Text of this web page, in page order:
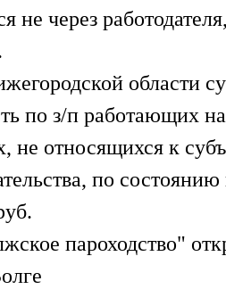
не через
области
по з/п работающих
не относящихся к
по состоянию
пароходство"